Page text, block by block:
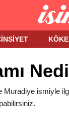
Muradiye ismiyle